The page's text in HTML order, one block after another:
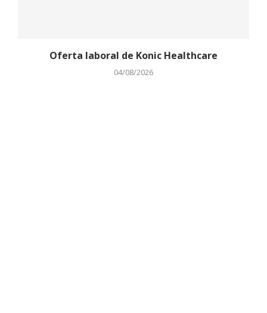
Oferta laboral de Konic Healthcare
04/08/2026